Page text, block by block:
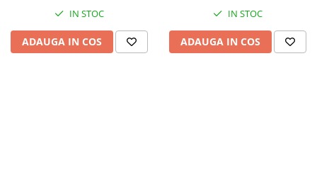
IN STOC
ADAUGA IN COS
IN STOC
ADAUGA IN COS